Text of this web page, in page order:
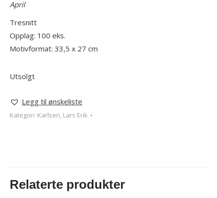
April
Tresnitt
Opplag: 100 eks.
Motivformat: 33,5 x 27 cm
Utsolgt
Legg til ønskeliste
Kategori: Karlsen, Lars Erik
Relaterte produkter